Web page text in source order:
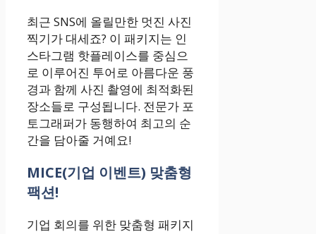
최근 SNS에 올릴만한 멋진 사진
찍기가 대세죠? 이 패키지는 인
스타그램 핫플레이스를 중심으
로 이루어진 투어로 아름다운 풍
경과 함께 사진 촬영에 최적화된
장소들로 구성됩니다. 전문가 포
토그래퍼가 동행하여 최고의 순
간을 담아줄 거예요!
MICE(기업 이벤트) 맞춤형
팩션!
기업 회의를 위한 맞춤형 패키지